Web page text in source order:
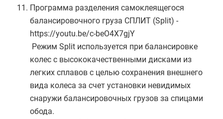
Программа разделения самоклеящегося
балансировочного груза СПЛИТ (Split) -
https://youtu.be/c-beO4X7gjY
Режим Split используется при балансировке
колес с высококачественными дисками из
легких сплавов с целью сохранения внешнего
вида колеса за счет установки невидимых
снаружи балансировочных грузов за спицами
обода.